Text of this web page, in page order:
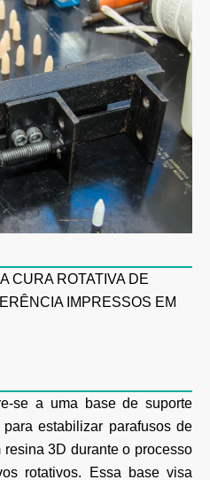
CURA ROTATIVA DE
IMPRESSOS EM
se a uma base de suporte
estabilizar parafusos de
3D durante o processo
rotativos. Essa base visa